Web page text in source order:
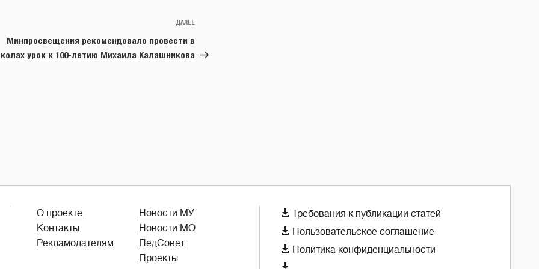
Следующая
ДАЛЕЕ
Минпросвещения рекомендовало провести в
урок к 100-летию Михаила Калашникова
О проекте
Контакты
Рекламодателям
Новости МУ
Новости МО
ПедСовет
Проекты
 Требования к публикации статей
 Пользовательское соглашение
 Политика конфиденциальности
